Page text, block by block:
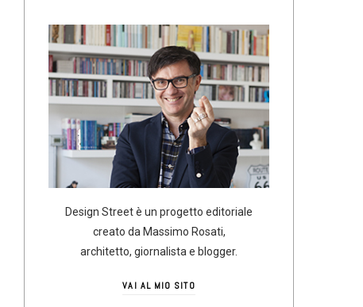
Design Street è un progetto editoriale
creato da Massimo Rosati,
architetto, giornalista e blogger.
VAI AL MIO SITO